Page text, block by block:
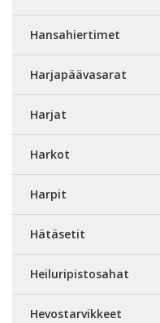
Hansahiertimet
Harjapäävasarat
Harjat
Harkot
Harpit
Hätäsetit
Heiluripistosahat
Hevostarvikkeet